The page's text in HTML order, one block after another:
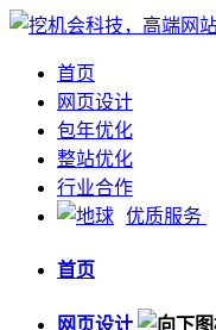
首页
网页设计
包年优化
整站优化
行业合作
优质服务
首页
网页设计